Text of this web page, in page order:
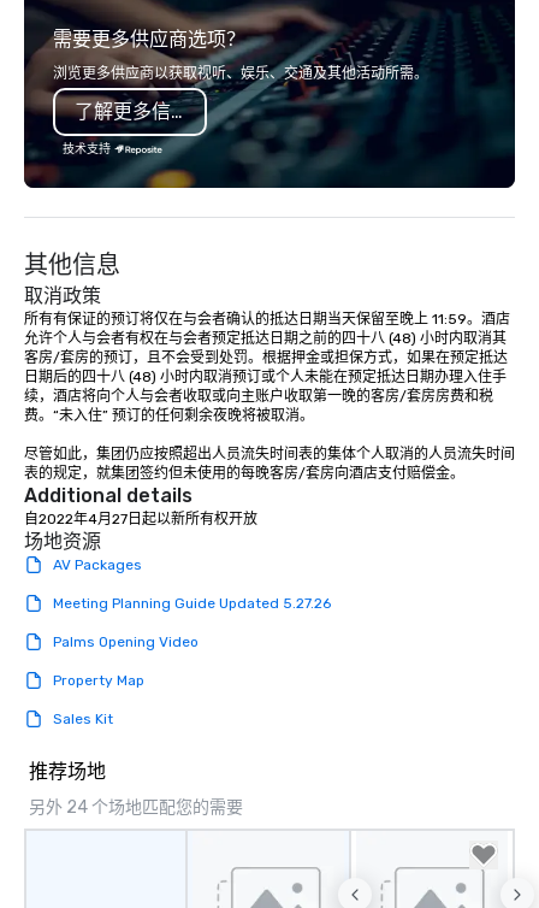
the sidelines on their
clients include
Newsweek, Infosys,
et Commercial, Meta,
loves interacting with
part of the magic." --
value to the night." --
Event Producer, Newsweek
Brooklyn, available
需要更多供应商选项？
浏览更多供应商以获取视听、娱乐、交通及其他活动所需。
了解更多信息
技术支持
其他信息
取消政策
所有有保证的预订将仅在与会者确认的抵达日期当天保留至晚上 11:59。酒店
允许个人与会者有权在与会者预定抵达日期之前的四十八 (48) 小时内取消其
客房/套房的预订，且不会受到处罚。根据押金或担保方式，如果在预定抵达
日期后的四十八 (48) 小时内取消预订或个人未能在预定抵达日期办理入住手
续，酒店将向个人与会者收取或向主账户收取第一晚的客房/套房房费和税
费。“未入住” 预订的任何剩余夜晚将被取消。
尽管如此，集团仍应按照超出人员流失时间表的集体个人取消的人员流失时间
表的规定，就集团签约但未使用的每晚客房/套房向酒店支付赔偿金。
Additional details
自2022年4月27日起以新所有权开放
场地资源
AV Packages
Meeting Planning Guide Updated 5.27.26
Palms Opening Video
Property Map
Sales Kit
推荐场地
另外 24 个场地匹配您的需要